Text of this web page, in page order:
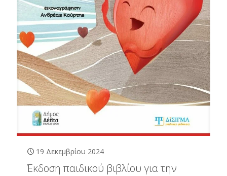
19 Δεκεμβρίου 2024
Έκδοση παιδικού βιβλίου για την